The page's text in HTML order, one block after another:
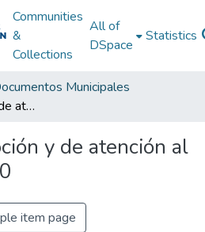
Communities
&
Collections
All of
DSpace
Statistics
Municipales
Plan anticorrupción y de atención al ciudadano 2020
y de atención al
item page